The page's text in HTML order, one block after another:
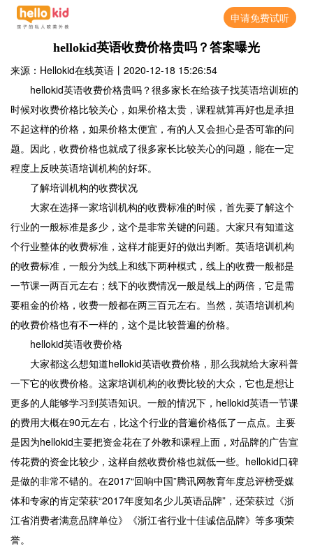
申请免费试听
hellokid英语收费价格贵吗？答案曝光
来源：Hellokid在线英语 丨 2020-12-18 15:26:54
hellokid英语收费价格贵吗？很多家长在给孩子找英语培训班的
时候对收费价格比较关心，如果价格太贵，课程就算再好也是承担
不起这样的价格，如果价格太便宜，有的人又会担心是否可靠的问
题。因此，收费价格也就成了很多家长比较关心的问题，能在一定
程度上反映英语培训机构的好坏。
了解培训机构的收费状况
大家在选择一家培训机构的收费标准的时候，首先要了解这个
行业的一般标准是多少，这个是非常关键的问题。大家只有知道这
个行业整体的收费标准，这样才能更好的做出判断。英语培训机构
的收费标准，一般分为线上和线下两种模式，线上的收费一般都是
一节课一两百元左右；线下的收费情况一般是线上的两倍，它是需
要租金的价格，收费一般都在两三百元左右。当然，英语培训机构
的收费价格也有不一样的，这个是比较普遍的价格。
hellokid英语收费价格
大家都这么想知道hellokid英语收费价格，那么我就给大家科普
一下它的收费价格。这家培训机构的收费比较的大众，它也是想让
更多的人能够学习到英语知识。一般的情况下，hellokid英语一节课
的费用大概在90元左右，比这个行业的普遍价格低了一点点。主要
是因为hellokid主要把资金花在了外教和课程上面，对品牌的广告宣
传花费的资金比较少，这样自然收费价格也就低一些。hellokid口碑
是做的非常不错的。在2017“回响中国”腾讯网教育年度总评榜受媒
体和专家的肯定荣获“2017年度知名少儿英语品牌”，还荣获过《浙
江省消费者满意品牌单位》《浙江省行业十佳诚信品牌》等多项荣
誉。